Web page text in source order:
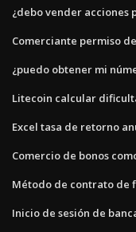
¿debo vender acciones
Comerciante permiso
¿puedo obtener mi
Litecoin calcular
Excel tasa de retorno
Comercio de bonos
Método de contrato de
Inicio de sesión de